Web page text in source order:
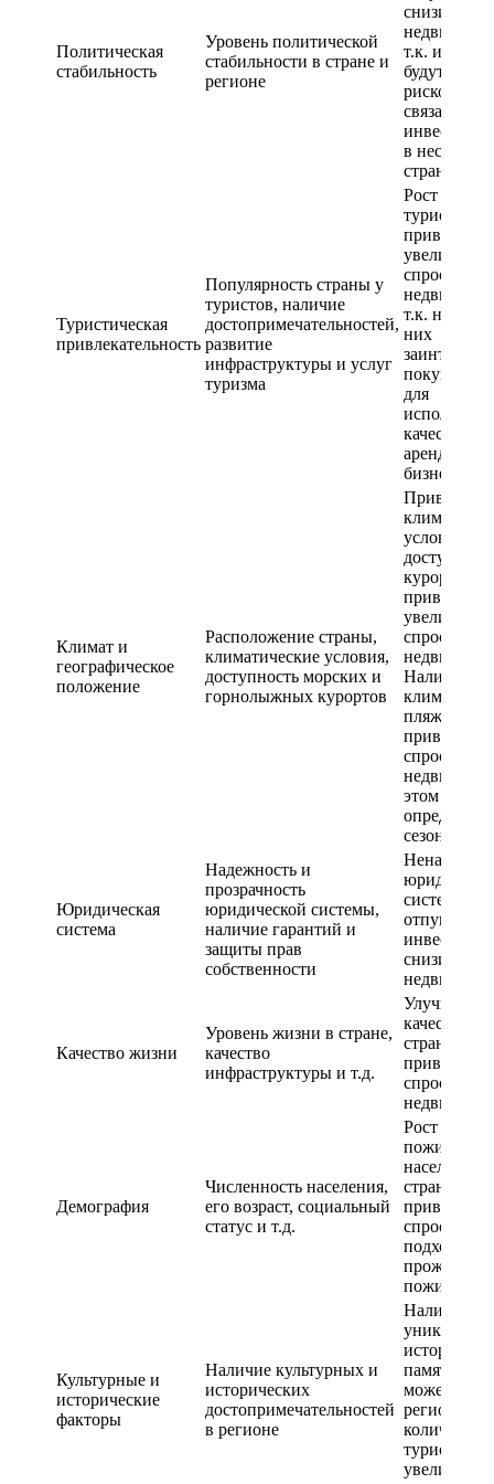
Политическая
стабильность
Уровень политической
стабильности в стране и
регионе
снизить
т.к.
будут
рисков,
связанных с
в
страну
Туристическая
привлекательность
Популярность страны у
туристов, наличие
достопримечательностей,
развитие
инфраструктуры и услуг
туризма
Рост числа
туристов
привести к
спроса на
т.к.
них
покупке
для
качестве
арендного
бизнеса
Климат и
географическое
положение
Расположение страны,
климатические условия,
доступность морских и
горнолыжных курортов
условия и
курортов
привести к
спроса на
Наличие
климата и
пляжей
привести к
спроса на
этом
сезоне
Юридическая
система
Надежность и
прозрачность
юридической системы,
наличие гарантий и
защиты прав
собственности
система
отпугнуть
снизить
Качество жизни
Уровень жизни в стране,
качество
инфраструктуры и т.д.
Улучшение
качества
стране
привести к
спроса на
Демография
Численность населения,
его возраст, социальный
статус и т.д.
Рост
пожилого
населения в
стране
привести к
спроса на
пожилых
Культурные и
исторические
факторы
Наличие культурных и
исторических
достопримечательностей
в регионе
Наличие
памятников
может
региону
количество
туристов и
увеличить